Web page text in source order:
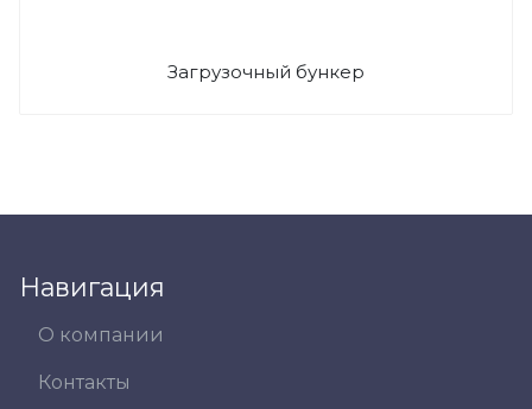
Загрузочный бункер
Навигация
О компании
Контакты